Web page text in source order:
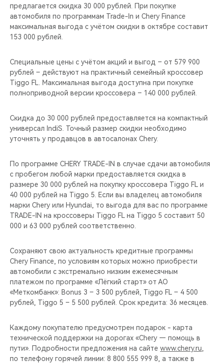
CHERY И СПОРТ
НАШИ МЕРОПРИЯТИЯ
ВИДЕООБЗОРЫ
CHERY ДЛЯ ДЕТЕЙ
предлагается скидка 30 000 рублей. При покупке
автомобиля по программам Trade-In и Chery Finance
максимальная выгода с учётом скидки в октябре составит
153 000 рублей.
Специальные цены с учётом акций и выгод – от 579 900
рублей – действуют на практичный семейный кроссовер
Tiggo FL. Максимальная выгода доступна при покупке
полноприводной версии кроссовера – 140 000 рублей.
Скидка до 30 000 рублей предоставляется на компактный
универсал IndiS. Точный размер скидки необходимо
уточнять у продавцов в автосалонах Chery.
По программе CHERY TRADE-IN в случае сдачи автомобиля
с пробегом любой марки предоставляется скидка в
размере 30 000 рублей на покупку кроссовера Tiggo FL и
40 000 рублей на Tiggo 5. Если вы владелец автомобиля
марки Chery или Hyundai, то выгода для вас по программе
TRADE-IN на кроссоверы Tiggo FL на Tiggo 5 составит 50
000 и 63 000 рублей соответственно.
Сохраняют свою актуальность кредитные программы
Chery Finance, по условиям которых можно приобрести
автомобили с экстремально низким ежемесячным
платежом по программе «Лёгкий старт» от АО
«Меткомбанк»: Bonus 3 – 3 500 рублей, Tiggo FL – 4 500
рублей, Tiggo 5 – 5 500 рублей. Срок кредита: 36 месяцев.
Каждому покупателю предусмотрен подарок - карта
технической поддержки на дорогах «Chery — помощь в
пути». Подробности предложения на сайте www.chery.ru
по телефону горячей линии: 8 800 555 999 8, а также в